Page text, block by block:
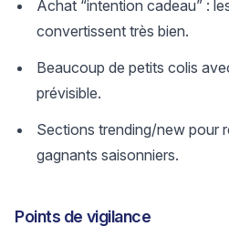
Achat “intention cadeau” :
convertissent très bien.
Beaucoup de petits colis
prévisible.
Sections trending/new pour
gagnants saisonniers.
Points de vigilance